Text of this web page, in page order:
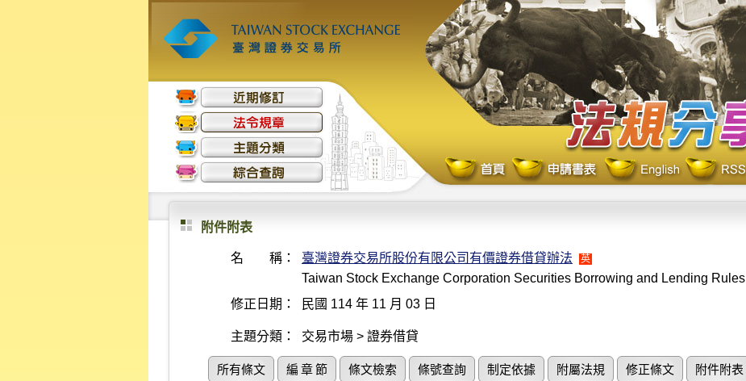
附件附表
名 稱： 臺灣證券交易所股份有限公司有價證券借貸辦法 英
Taiwan Stock Exchange Corporation Securities Borrowing and Lending Rules
修正日期：
民國 114 年 11 月 03 日
主題分類： 交易市場 > 證券借貸
所有條文 編 章 節 條文檢索 條號查詢 制定依據 附屬法規 修正條文 附件附表